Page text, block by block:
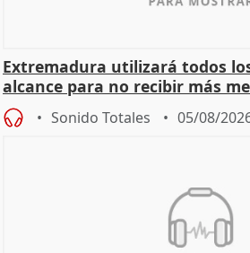
Extremadura utilizará todos
alcance para no recibir más
Sonido Totales 05/08/